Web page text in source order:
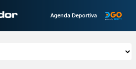
Agenda Deportiva